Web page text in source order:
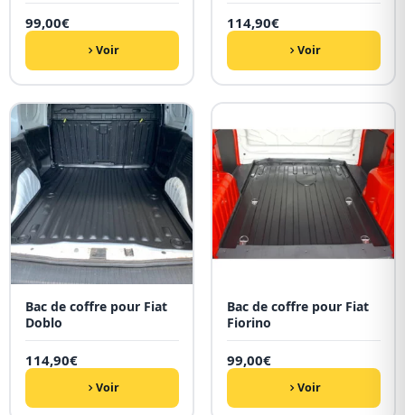
99,00€
Voir
114,90€
Voir
Bac de coffre pour Fiat
Doblo
114,90€
Voir
Bac de coffre pour Fiat
Fiorino
99,00€
Voir